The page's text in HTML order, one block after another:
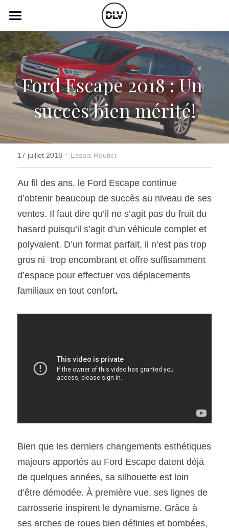
Catégories
Actualité Auto
Électrique
Histoire de chars
Essais Routier
Vidéo
Podcast
Radio FM
Simulateur
Assurance
Rechercher
SOUMISSION RAPIDE
ASSURANCE
Ford Escape 2018 : Un
succès bien mérité!
17 juillet 2018 · Essais Routier
Au fil des ans, le Ford Escape continue
d’obtenir beaucoup de succès au niveau de ses
ventes. Il faut dire qu’il ne s’agit pas du fruit du
hasard puisqu’il s’agit d’un véhicule complet et
polyvalent. D’un format parfait, il n’est pas trop
gros ni  trop encombrant et offre suffisamment
d’espace pour effectuer vos déplacements
familiaux en tout confort.
Bien que les derniers changements esthétiques
majeurs apportés au Ford Escape datent déjà
de quelques années, sa silhouette est loin
d’être démodée. À première vue, ses lignes de
carrosserie inspirent le dynamisme. Grâce à
ses arches de roues bien définies et bombées,
LES CATÉGORIES DE LA BOUTIQUE
Toutes les catégories